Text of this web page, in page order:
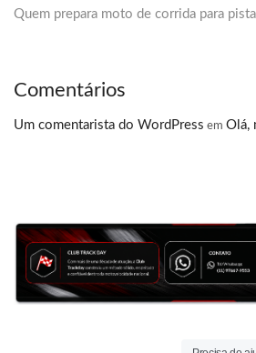
Quem prepara moto de corrida para
Comentários
Um comentarista do WordPress em Olá,